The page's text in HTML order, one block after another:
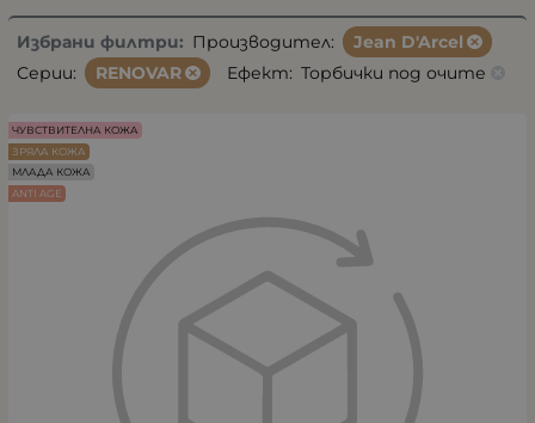
Избрани филтри: Производител:
Jean D'Arcel
Серии:
RENOVAR Ефект: Торбички под очите
ЧУВСТВИТЕЛНА КОЖА
ЗРЯЛА КОЖА
МЛАДА КОЖА
ANTI AGE